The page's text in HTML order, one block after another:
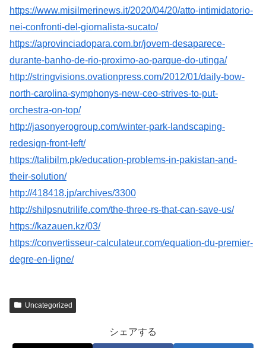
https://www.misilmerinews.it/2020/04/20/atto-intimidatorio-
nei-confronti-del-giornalista-sucato/
https://aprovinciadopara.com.br/jovem-desaparece-
durante-banho-de-rio-proximo-ao-parque-do-utinga/
http://stringvisions.ovationpress.com/2012/01/daily-bow-
north-carolina-symphonys-new-ceo-strives-to-put-
orchestra-on-top/
http://jasonyerogroup.com/winter-park-landscaping-
redesign-front-left/
https://talibilm.pk/education-problems-in-pakistan-and-
their-solution/
http://418418.jp/archives/3300
http://shilpsnutrilife.com/the-three-rs-that-can-save-us/
https://kazauen.kz/03/
https://convertisseur-calculateur.com/equation-du-premier-
degre-en-ligne/
Uncategorized
シェアする